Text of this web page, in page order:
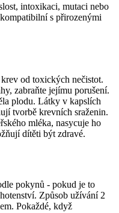
intoxikaci, mutaci nebo
s přirozenými
od toxických nečistot.
zabraňte jejímu porušení.
plodu. Látky v kapslích
tvorbě krevních sraženin.
mléka, nasycuje ho
dítěti být zdravé.
pokynů - pokud je to
Způsob užívání 2
Pokaždé, když